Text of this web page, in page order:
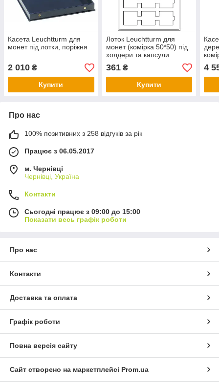
Касета Leuchtturm для
монет під лотки, поріжня
2 010 ₴
Купити
Лоток Leuchtturm для
монет (комірка 50*50) під
холдери та капсули
Quadrum
361₴
Купити
4
Про нас
100% позитивних з 258 відгуків за рік
Працює з 06.05.2017
м. Чернівці
Чернівці, Україна
Контакти
Сьогодні працює з 09:00 до 15:00
Показати весь графік роботи
Про нас
Контакти
Доставка та оплата
Графік роботи
Повна версія сайту
Сайт створено на маркетплейсі Prom.ua